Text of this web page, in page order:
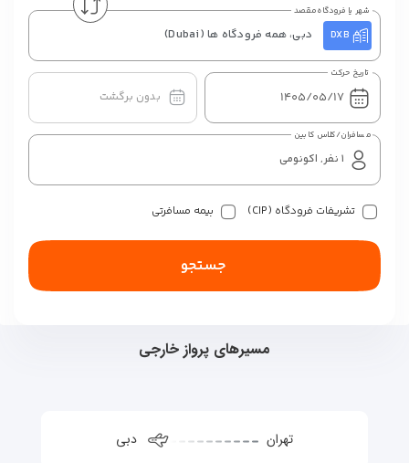
DXB دبی، همه فرودگاه ها (Dubai)
شهر یا فرودگاه مقصد
تاریخ حرکت
بدون برگشت
مسافران/کلاس کابین
تشریفات فرودگاه (CIP) بیمه مسافرتی
جستجو
مسیرهای پرواز خارجی
تهران دبی